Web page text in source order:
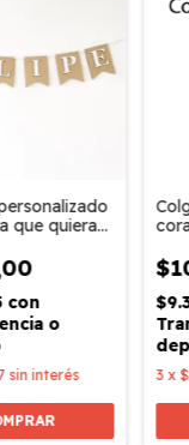
que quieras
con
o
sin interés 3 x